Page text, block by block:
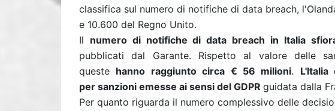
classifica sul numero di notifiche di data breach,
e 10.600 del Regno Unito.
Il numero di notifiche di data breach in Italia
pubblicati dal Garante. Rispetto al valore delle
queste hanno raggiunto circa € 56 milioni.
per sanzioni emesse ai sensi del GDPR guidata dalla
Per quanto riguarda il numero complessivo delle